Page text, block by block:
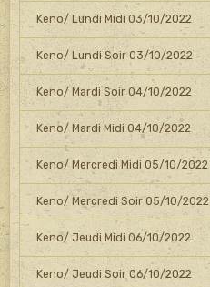
Keno/ Lundi Midi 03/10/2022
Keno/ Lundi Soir 03/10/2022
Keno/ Mardi Soir 04/10/2022
Keno/ Mardi Midi 04/10/2022
Keno/ Mercredi Midi 05/10/2022
Keno/ Mercredi Soir 05/10/2022
Keno/ Jeudi Midi 06/10/2022
Keno/ Jeudi Soir 06/10/2022